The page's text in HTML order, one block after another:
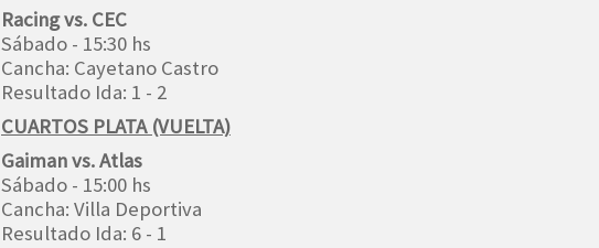
Racing vs. CEC
Sábado - 15:30 hs
Cancha: Cayetano Castro
Resultado Ida: 1 - 2
CUARTOS PLATA (VUELTA)
Gaiman vs. Atlas
Sábado - 15:00 hs
Cancha: Villa Deportiva
Resultado Ida: 6 - 1